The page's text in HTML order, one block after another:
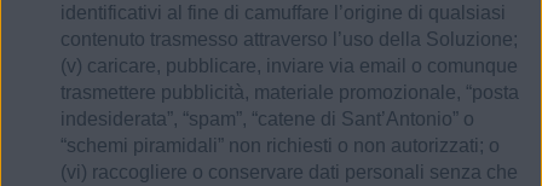
identificativi al fine di camuffare l’origine di qualsiasi
contenuto trasmesso attraverso l’uso della Soluzione;
(v) caricare, pubblicare, inviare via email o comunque
trasmettere pubblicità, materiale promozionale, “posta
indesiderata”, “spam”, “catene di Sant’Antonio” o
“schemi piramidali” non richiesti o non autorizzati; o
(vi) raccogliere o conservare dati personali senza che